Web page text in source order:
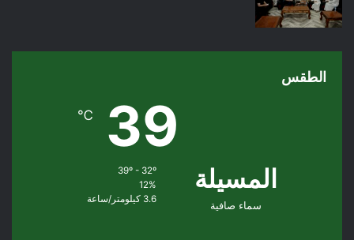
الطقس
المسيلة
سماء صافية
39
℃
39º - 32º
12%
3.6 كيلومتر/ساعة